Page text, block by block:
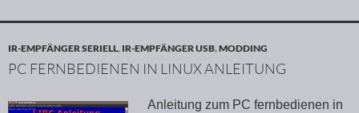
IR-EMPFÄNGER SERIELL, IR-EMPFÄNGER USB,MODDING
PC FERNBEDIENEN IN LINUX ANLEITUNG
Anleitung zum PC fernbedienen in